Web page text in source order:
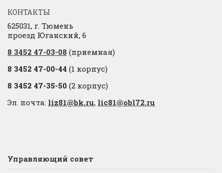
КОНТАКТЫ
625031, г. Тюмень
проезд Юганский, 6
8 3452 47-03-08 (приемная)
8 3452 47-00-44 (1 корпус)
8 3452 47-35-50 (2 корпус)
Эл. почта: liz81@bk.ru, lic81@obl72.ru
Управляющий совет